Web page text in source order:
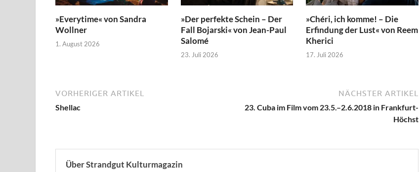
»Everytime« von Sandra
Wollner
1. August 2026
»Der perfekte Schein – Der
Fall Bojarski« von Jean-Paul
Salomé
23. Juli 2026
»Chéri, ich komme! – Die
Erfindung der Lust« von Reem
Kherici
17. Juli 2026
VORHERIGER ARTIKEL
Shellac
NÄCHSTER ARTIKEL
23. Cuba im Film vom 23.5.–2.6.2018 in Frankfurt-
Höchst
Über Strandgut Kulturmagazin